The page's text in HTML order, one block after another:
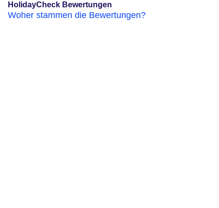
HolidayCheck Bewertungen
Woher stammen die Bewertungen?